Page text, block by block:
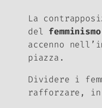
La
del femminismo
accenno
piazza.
Dividere i
rafforzare,